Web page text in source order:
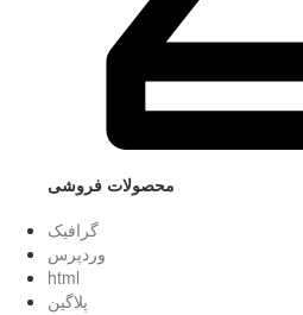
محصولات فروشی
گرافیک
وردپرس
html
پلاگین